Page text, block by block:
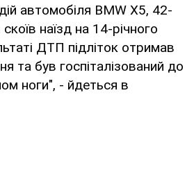
автомобіля BMW X5, 42-
наїзд на 14-річного
ДТП підліток отримав
та був госпіталізований до
ноги", - йдеться в